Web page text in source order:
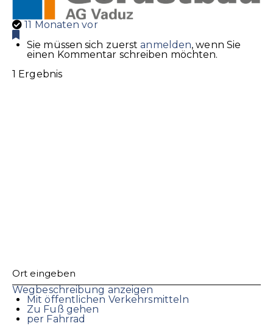
11 Monaten vor
Sie müssen sich zuerstanmelden, wenn Sie
einen Kommentar schreiben möchten.
1 Ergebnis
Wegbeschreibung anzeigen
Mit öffentlichen Verkehrsmitteln
Zu Fuß gehen
per Fahrrad